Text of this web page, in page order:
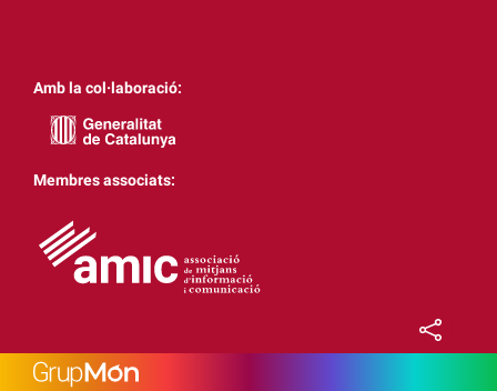
Amb la col·laboració:
Membres associats: